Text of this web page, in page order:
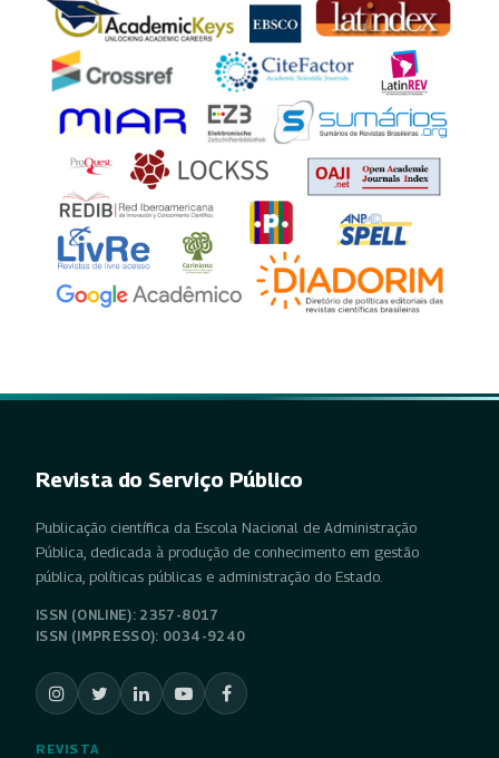
Revista do Serviço Público
Publicação científica da Escola Nacional de Administração
Pública, dedicada à produção de conhecimento em gestão
pública, políticas públicas e administração do Estado.
ISSN (ONLINE): 2357-8017
ISSN (IMPRESSO): 0034-9240
REVISTA